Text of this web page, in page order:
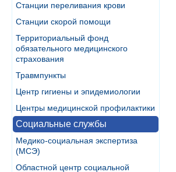
Станции переливания крови
Станции скорой помощи
Территориальный фонд
обязательного медицинского
страхования
Травмпункты
Центр гигиены и эпидемиологии
Центры медицинской профилактики
Социальные службы
Медико-социальная экспертиза
(МСЭ)
Областной центр социальной